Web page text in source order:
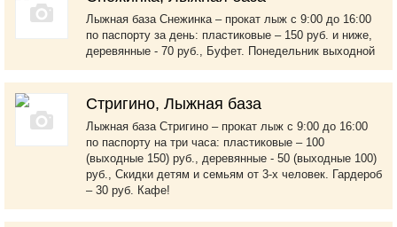
Лыжная база Снежинка – прокат лыж с 9:00 до 16:00
по паспорту за день: пластиковые – 150 руб. и ниже,
деревянные - 70 руб., Буфет. Понедельник выходной
Стригино, Лыжная база
Лыжная база Стригино – прокат лыж с 9:00 до 16:00
по паспорту на три часа: пластиковые – 100
(выходные 150) руб., деревянные - 50 (выходные 100)
руб., Скидки детям и семьям от 3-х человек. Гардероб
– 30 руб. Кафе!